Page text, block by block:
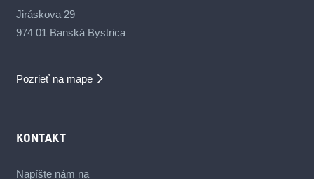
Jiráskova 29
974 01 Banská Bystrica
Pozrieť na mape
KONTAKT
Napíšte nám na